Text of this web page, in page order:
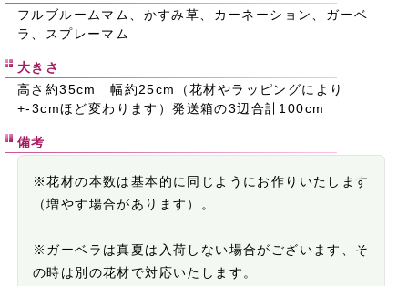
フルブルームマム、かすみ草、カーネーション、ガーベ
ラ、スプレーマム
大きさ
高さ約35cm 幅約25cm（花材やラッピングにより
+-3cmほど変わります）発送箱の3辺合計100cm
備考
※花材の本数は基本的に同じようにお作りいたします
（増やす場合があります）。
※ガーベラは真夏は入荷しない場合がございます、そ
の時は別の花材で対応いたします。